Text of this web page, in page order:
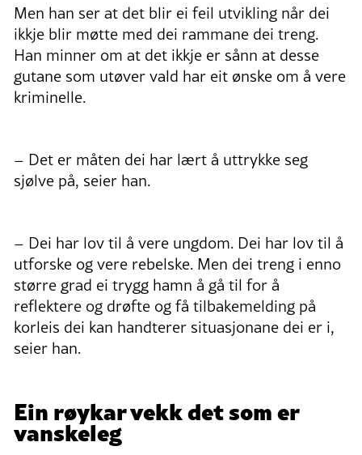
Men han ser at det blir ei feil utvikling når dei
ikkje blir møtte med dei rammane dei treng.
Han minner om at det ikkje er sånn at desse
gutane som utøver vald har eit ønske om å vere
kriminelle.
– Det er måten dei har lært å uttrykke seg
sjølve på, seier han.
– Dei har lov til å vere ungdom. Dei har lov til å
utforske og vere rebelske. Men dei treng i enno
større grad ei trygg hamn å gå til for å
reflektere og drøfte og få tilbakemelding på
korleis dei kan handterer situasjonane dei er i,
seier han.
Ein røykar vekk det som er
vanskeleg